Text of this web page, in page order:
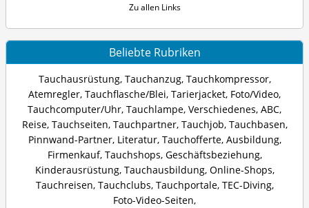
Zu allen Links
Beliebte Rubriken
Tauchausrüstung, Tauchanzug, Tauchkompressor,
Atemregler, Tauchflasche/Blei, Tarierjacket, Foto/Video,
Tauchcomputer/Uhr, Tauchlampe, Verschiedenes, ABC,
Reise, Tauchseiten, Tauchpartner, Tauchjob, Tauchbasen,
Pinnwand-Partner, Literatur, Tauchofferte, Ausbildung,
Firmenkauf, Tauchshops, Geschäftsbeziehung,
Kinderausrüstung, Tauchausbildung, Online-Shops,
Tauchreisen, Tauchclubs, Tauchportale, TEC-Diving,
Foto-Video-Seiten,